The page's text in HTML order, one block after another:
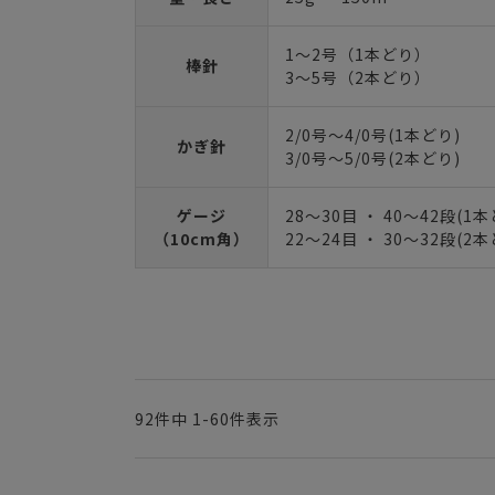
棒針
1～2号（1本どり）
3～5号（2本どり）
かぎ針
2/0号～4/0号(1本どり)
3/0号～5/0号(2本どり)
ゲージ
（10cm角）
28～30目 ・ 40～42段(1本
22～24目 ・ 30～32段(2本
92件中 1 -60件表示